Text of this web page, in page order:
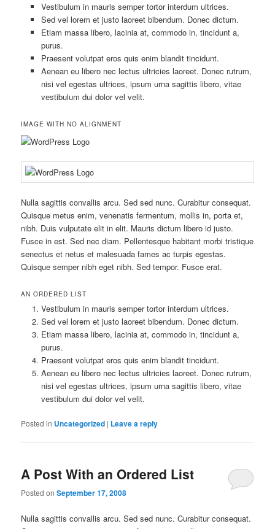
Vestibulum in mauris semper tortor interdum ultrices.
Sed vel lorem et justo laoreet bibendum. Donec dictum.
Etiam massa libero, lacinia at, commodo in, tincidunt a,
purus.
Praesent volutpat eros quis enim blandit tincidunt.
Aenean eu libero nec lectus ultricies laoreet. Donec rutrum,
nisi vel egestas ultrices, ipsum urna sagittis libero, vitae
vestibulum dui dolor vel velit.
IMAGE WITH NO ALIGNMENT
Nulla sagittis convallis arcu. Sed sed nunc. Curabitur consequat.
Quisque metus enim, venenatis fermentum, mollis in, porta et,
nibh. Duis vulputate elit in elit. Mauris dictum libero id justo.
Fusce in est. Sed nec diam. Pellentesque habitant morbi tristique
senectus et netus et malesuada fames ac turpis egestas.
Quisque semper nibh eget nibh. Sed tempor. Fusce erat.
AN ORDERED LIST
Vestibulum in mauris semper tortor interdum ultrices.
Sed vel lorem et justo laoreet bibendum. Donec dictum.
Etiam massa libero, lacinia at, commodo in, tincidunt a,
purus.
Praesent volutpat eros quis enim blandit tincidunt.
Aenean eu libero nec lectus ultricies laoreet. Donec rutrum,
nisi vel egestas ultrices, ipsum urna sagittis libero, vitae
vestibulum dui dolor vel velit.
Posted in Uncategorized | Leave a reply
A Post With an Ordered List
Posted onSeptember 17, 2008
Nulla sagittis convallis arcu. Sed sed nunc. Curabitur consequat.